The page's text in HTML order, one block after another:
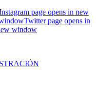
page opens in new
Twitter page opens in
window